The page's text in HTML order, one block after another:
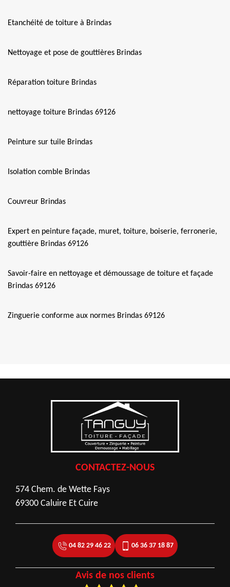
Etanchéité de toiture à Brindas
Nettoyage et pose de gouttières Brindas
Réparation toiture Brindas
nettoyage toiture Brindas 69126
Peinture sur tuile Brindas
Isolation comble Brindas
Couvreur Brindas
Expert en peinture façade, muret, toiture, boiserie, ferronerie,
gouttière Brindas 69126
Savoir-faire en nettoyage et démoussage de toiture et façade
Brindas 69126
Zinguerie conforme aux normes Brindas 69126
CONTACTEZ-NOUS
574 Chem. de Wette Fays
69300 Caluire Et Cuire
04 82 29 46 22 06 36 37 18 87
Avis de nos clients